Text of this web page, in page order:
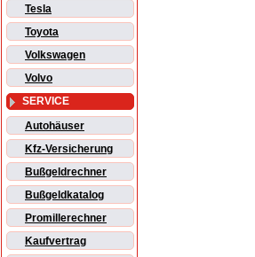
Tesla
Toyota
Volkswagen
Volvo
SERVICE
Autohäuser
Kfz-Versicherung
Bußgeldrechner
Bußgeldkatalog
Promillerechner
Kaufvertrag